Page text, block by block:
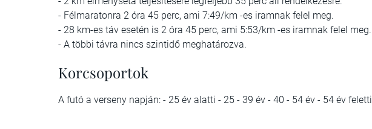
- Félmaratonra 2 óra 45 perc, ami 7:49/km -es iramnak felel meg.
- 28 km-es táv esetén is 2 óra 45 perc, ami 5:53/km -es iramnak felel meg.
- A többi távra nincs szintidő meghatározva.
Korcsoportok
A futó a verseny napján: - 25 év alatti - 25 - 39 év - 40 - 54 év - 54 év feletti